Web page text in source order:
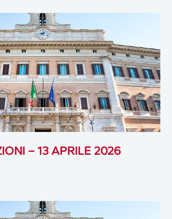
– 13 APRILE 2026